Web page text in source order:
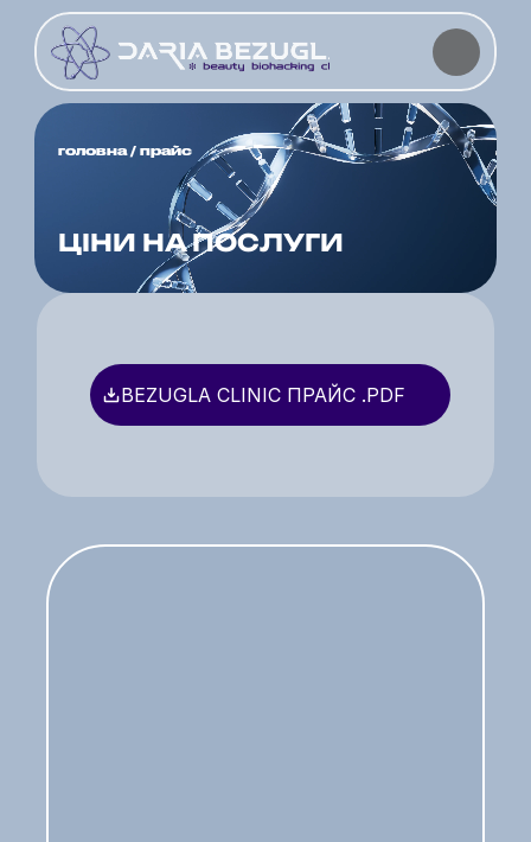
головна / прайс
ЦІНИ НА ПОСЛУГИ
BEZUGLA CLINIC ПРАЙС .PDF